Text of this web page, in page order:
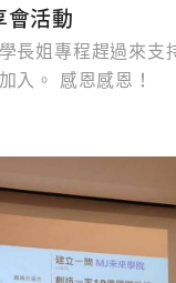
會活動
長姐專程趕過來支
入。 感恩感恩！